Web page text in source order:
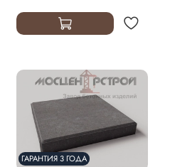
ГАРАНТИЯ 3 ГОДА